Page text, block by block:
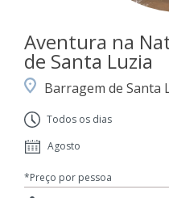
Aventura na
de Santa Luzia
Barragem de Santa
Todos os dias
Agosto
*Preço por pessoa